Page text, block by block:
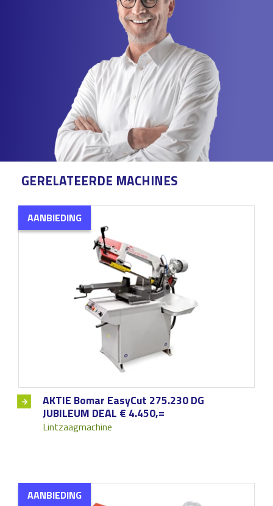
GERELATEERDE MACHINES
AANBIEDING
AKTIE Bomar EasyCut 275.230 DG
JUBILEUM DEAL € 4.450,=
Lintzaagmachine
AANBIEDING